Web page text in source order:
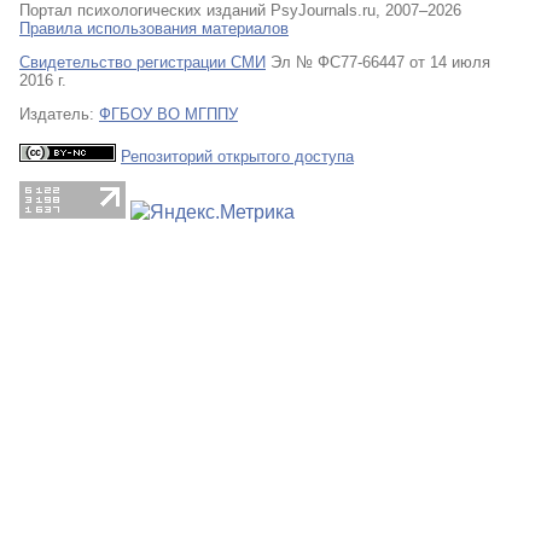
Портал психологических изданий PsyJournals.ru, 2007–2026
Правила использования материалов
Свидетельство регистрации СМИ Эл № ФС77-66447 от 14 июля
2016 г.
Издатель: ФГБОУ ВО МГППУ
Репозиторий открытого доступа